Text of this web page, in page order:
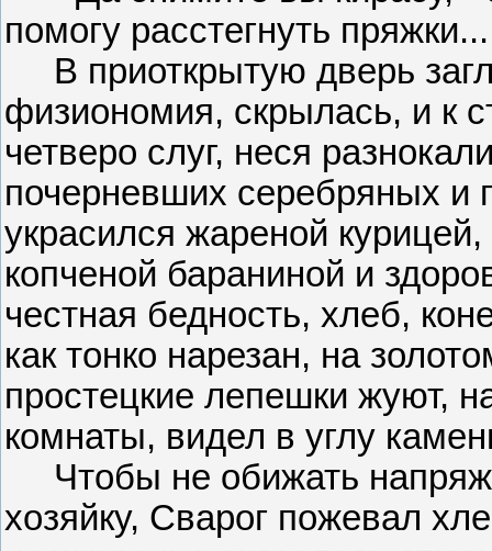
помогу расстегнуть
В приоткрытую дверь
физиономия, скрылась, и к
четверо слуг, неся
почерневших серебряных и
украсился жареной
копченой бараниной и
честная бедность, хлеб,
как тонко нарезан, на
простецкие лепешки жуют,
комнаты, видел в углу
Чтобы не обижать
хозяйку, Сварог пожевал